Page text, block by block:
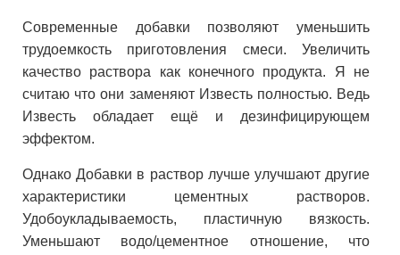
Современные добавки позволяют уменьшить
трудоемкость приготовления смеси. Увеличить
качество раствора как конечного продукта. Я не
считаю что они заменяют Известь полностью. Ведь
Известь обладает ещё и дезинфицирующем
эффектом.
Однако Добавки в раствор лучше улучшают другие
характеристики цементных растворов.
Удобоукладываемость, пластичную вязкость.
Уменьшают водо/цементное отношение, что